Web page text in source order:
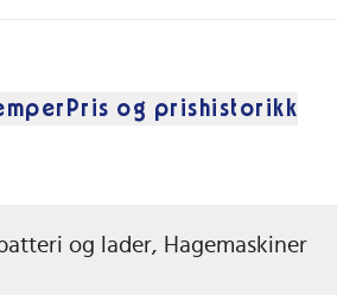
Pris og prishistorikk
og lader, Hagemaskiner